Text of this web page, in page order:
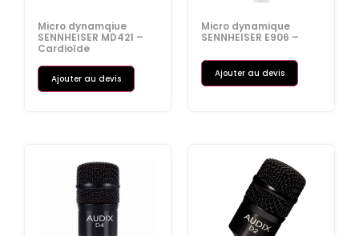
Micro dynamqiue
SENNHEISER MD421 –
Cardioïde
Ajouter au devis
Micro dynamique
SENNHEISER E906 –
Ajouter au devis